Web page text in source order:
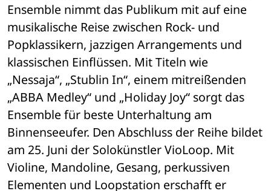
Ensemble nimmt das Publikum mit auf eine
musikalische Reise zwischen Rock- und
Popklassikern, jazzigen Arrangements und
klassischen Einflüssen. Mit Titeln wie
„Nessaja“, „Stublin In“, einem mitreißenden
„ABBA Medley“ und „Holiday Joy“ sorgt das
Ensemble für beste Unterhaltung am
Binnenseeufer. Den Abschluss der Reihe bildet
am 25. Juni der Solokünstler VioLoop. Mit
Violine, Mandoline, Gesang, perkussiven
Elementen und Loopstation erschafft er